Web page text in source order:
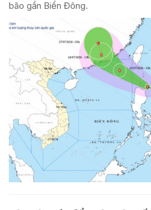
bão gần Biển Đông.